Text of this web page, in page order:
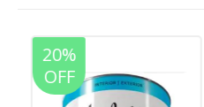
20%
OFF